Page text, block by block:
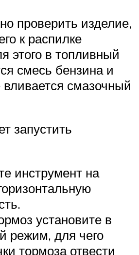
проверить изделие,
к распилке
этого в топливный
смесь бензина и
смазочный
запустить
инструмент на
установите в
режим, для чего
тормоза отвести